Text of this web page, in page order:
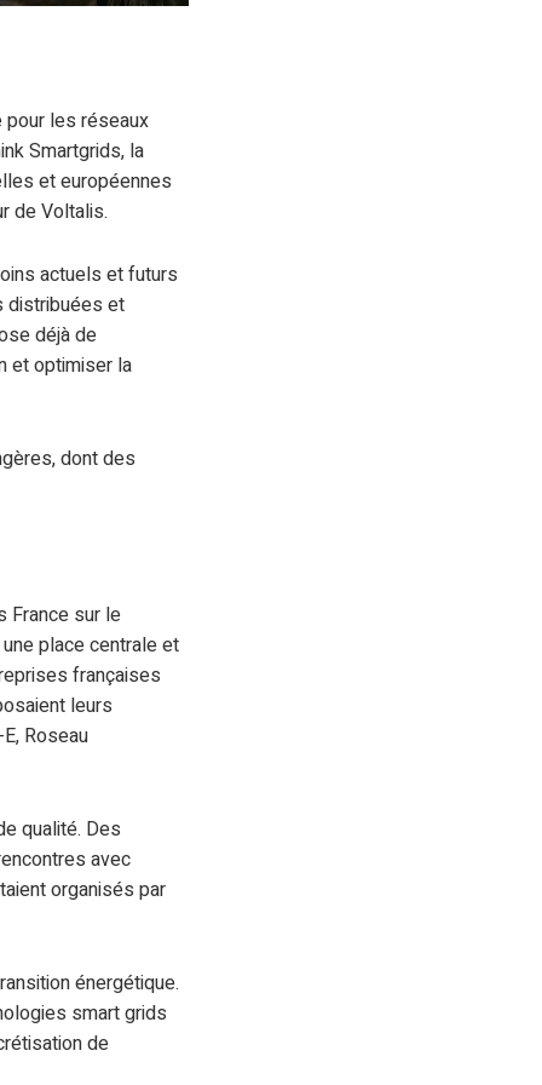
pour les réseaux
Smartgrids, la
et européennes
de Voltalis.
actuels et futurs
distribuées et
déjà de
et optimiser la
dont des
France sur le
place centrale et
françaises
leurs
Roseau
qualité. Des
avec
organisés par
énergétique.
smart grids
de